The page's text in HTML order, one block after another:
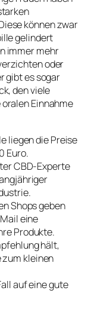
können zwar
gelindert
immer mehr
oder
gibt es sogar
den viele
Einnahme
liegen die Preise
Euro.
CBD-Experte
Shops geben
eine
Produkte.
hält,
kleinen
auf eine gute